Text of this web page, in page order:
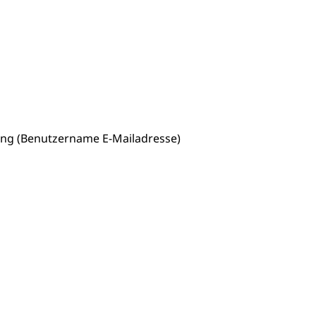
(Benutzername E-Mailadresse)
Fischerei, Viehzucht